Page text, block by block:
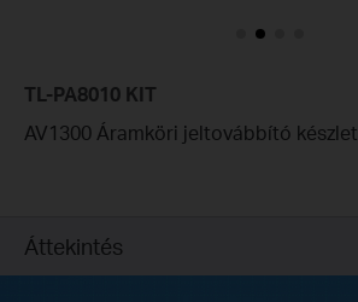
TL-PA8010 KIT
AV1300 Áramköri jeltovábbító készlet
Áttekintés